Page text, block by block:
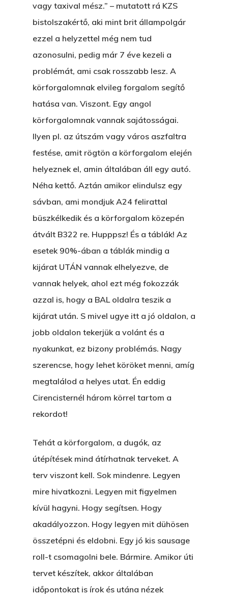
vagy taxival mész.” – mutatott rá KZS
bistolszakértő, aki mint brit állampolgár
ezzel a helyzettel még nem tud
azonosulni, pedig már 7 éve kezeli a
problémát, ami csak rosszabb lesz. A
körforgalomnak elvileg forgalom segítő
hatása van. Viszont. Egy angol
körforgalomnak vannak sajátosságai.
Ilyen pl. az útszám vagy város aszfaltra
festése, amit rögtön a körforgalom elején
helyeznek el, amin általában áll egy autó.
Néha kettő. Aztán amikor elindulsz egy
sávban, ami mondjuk A24 felirattal
büszkélkedik és a körforgalom közepén
átvált B322 re. Hupppsz! És a táblák! Az
esetek 90%-ában a táblák mindig a
kijárat UTÁN vannak elhelyezve, de
vannak helyek, ahol ezt még fokozzák
azzal is, hogy a BAL oldalra teszik a
kijárat után. S mivel ugye itt a jó oldalon, a
jobb oldalon tekerjük a volánt és a
nyakunkat, ez bizony problémás. Nagy
szerencse, hogy lehet köröket menni, amíg
megtalálod a helyes utat. Én eddig
Cirencisternél három körrel tartom a
rekordot!
Tehát a körforgalom, a dugók, az
útépítések mind átírhatnak terveket. A
terv viszont kell. Sok mindenre. Legyen
mire hivatkozni. Legyen mit figyelmen
kívül hagyni. Hogy segítsen. Hogy
akadályozzon. Hogy legyen mit dühösen
összetépni és eldobni. Egy jó kis sausage
roll-t csomagolni bele. Bármire. Amikor úti
tervet készítek, akkor általában
időpontokat is írok és utána nézek